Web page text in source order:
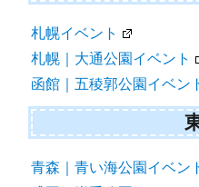
札幌イベント
札幌｜大通公園イベント
函館｜五稜郭公園イベン
青森｜青い海公園イベン